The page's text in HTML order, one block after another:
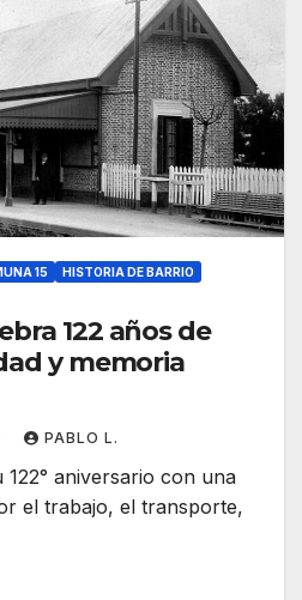
15
HISTORIA DE BARRIO
122 años de
y memoria
PABLO L.
122° aniversario con una
el trabajo, el transporte,